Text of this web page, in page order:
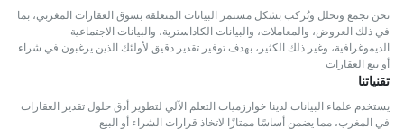
نحن نجمع ونحلل ونُركب بشكل مستمر البيانات المتعلقة بسوق العقارات المغربي، بما
في ذلك العروض، والمعاملات، والبيانات الكاداسترية، والبيانات الاجتماعية
الديموغرافية، وغير ذلك الكثير، بهدف توفير تقدير دقيق لأولئك الذين يرغبون في شراء
أو بيع العقارات
تقنياتنا
يستخدم علماء البيانات لدينا خوارزميات التعلم الآلي لتطوير أدق حلول تقدير العقارات
في المغرب، مما يضمن أساسًا ممتازًا لاتخاذ قرارات الشراء أو البيع